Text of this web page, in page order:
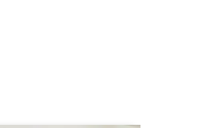
de 152 commentaires : 4,9 sur 5